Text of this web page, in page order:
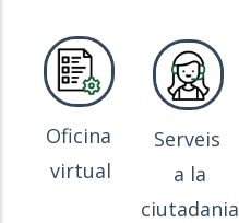
Oficina
virtual
Serveis
a la
ciutadania